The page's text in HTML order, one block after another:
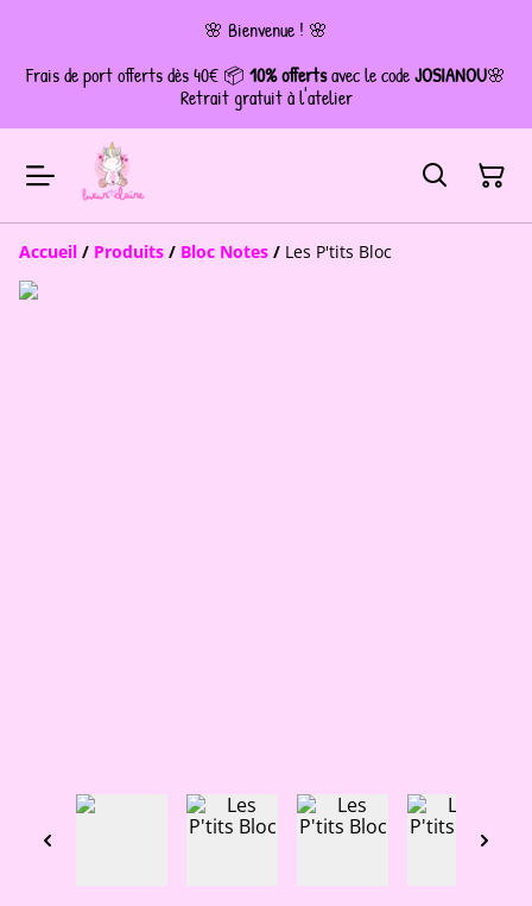
🌸 Bienvenue ! 🌸
Frais de port offerts dès 40€ 📦 10% offertsavec le codeJOSIANOU🌸
Retrait gratuit à l'atelier
Accueil / Produits / Bloc Notes / Les P'tits Bloc